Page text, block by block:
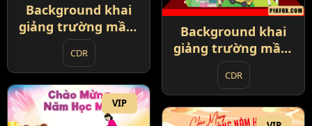
Background khai
giảng trường mầm
non 2025 (3)
CDR
Background khai
giảng trường mầm
non 2025 (4)
CDR
VIP